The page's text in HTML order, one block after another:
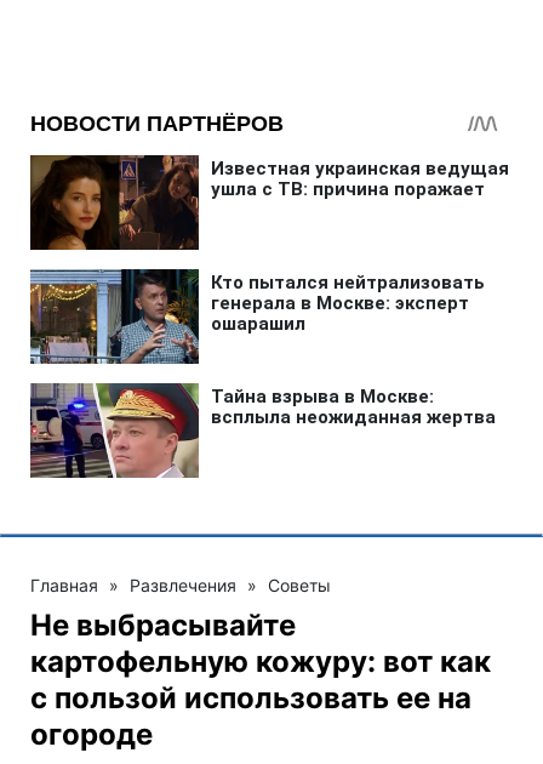
Главная » Развлечения » Советы
Не выбрасывайте
картофельную кожуру: вот как
с пользой использовать ее на
огороде